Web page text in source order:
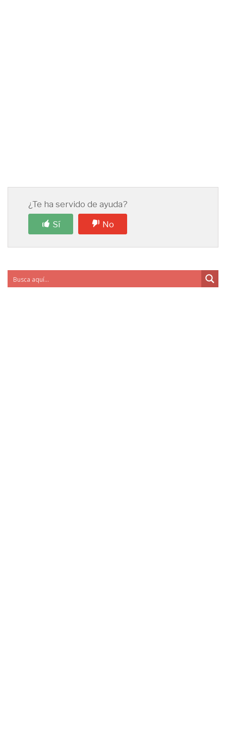
¿Te ha servido de ayuda?
Sí
No